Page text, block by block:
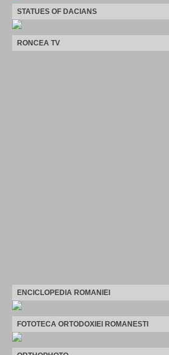
STATUES OF DACIANS
RONCEA TV
ENCICLOPEDIA ROMANIEI
FOTOTECA ORTODOXIEI ROMANESTI